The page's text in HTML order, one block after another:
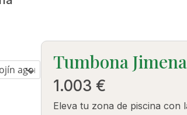
Tumbona Jimena
1.003 €
Eleva tu zona de piscina con